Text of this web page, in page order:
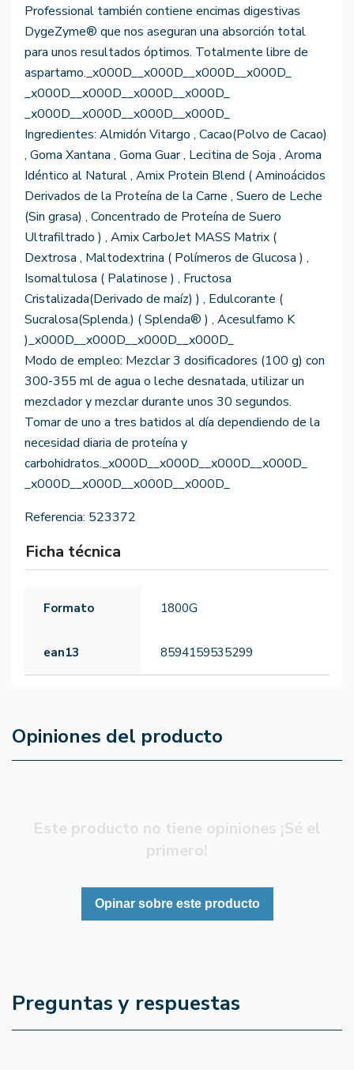
Professional también contiene encimas digestivas
DygeZyme® que nos aseguran una absorción total
para unos resultados óptimos. Totalmente libre de
aspartamo._x000D__x000D__x000D__x000D_
_x000D__x000D__x000D__x000D_
_x000D__x000D__x000D__x000D_
Ingredientes: Almidón Vitargo , Cacao(Polvo de Cacao)
, Goma Xantana , Goma Guar , Lecitina de Soja , Aroma
Idéntico al Natural , Amix Protein Blend ( Aminoácidos
Derivados de la Proteína de la Carne , Suero de Leche
(Sin grasa) , Concentrado de Proteína de Suero
Ultrafiltrado ) , Amix CarboJet MASS Matrix (
Dextrosa , Maltodextrina ( Polímeros de Glucosa ) ,
Isomaltulosa ( Palatinose ) , Fructosa
Cristalizada(Derivado de maíz) ) , Edulcorante (
Sucralosa(Splenda.) ( Splenda® ) , Acesulfamo K
)_x000D__x000D__x000D__x000D_
Modo de empleo: Mezclar 3 dosificadores (100 g) con
300-355 ml de agua o leche desnatada, utilizar un
mezclador y mezclar durante unos 30 segundos.
Tomar de uno a tres batidos al día dependiendo de la
necesidad diaria de proteína y
carbohidratos._x000D__x000D__x000D__x000D_
_x000D__x000D__x000D__x000D_
Referencia: 523372
Ficha técnica
Formato 1800G
ean13 8594159535299
Opiniones del producto
Este producto no tiene opiniones ¡Sé el
primero!
Opinar sobre este producto
Preguntas y respuestas